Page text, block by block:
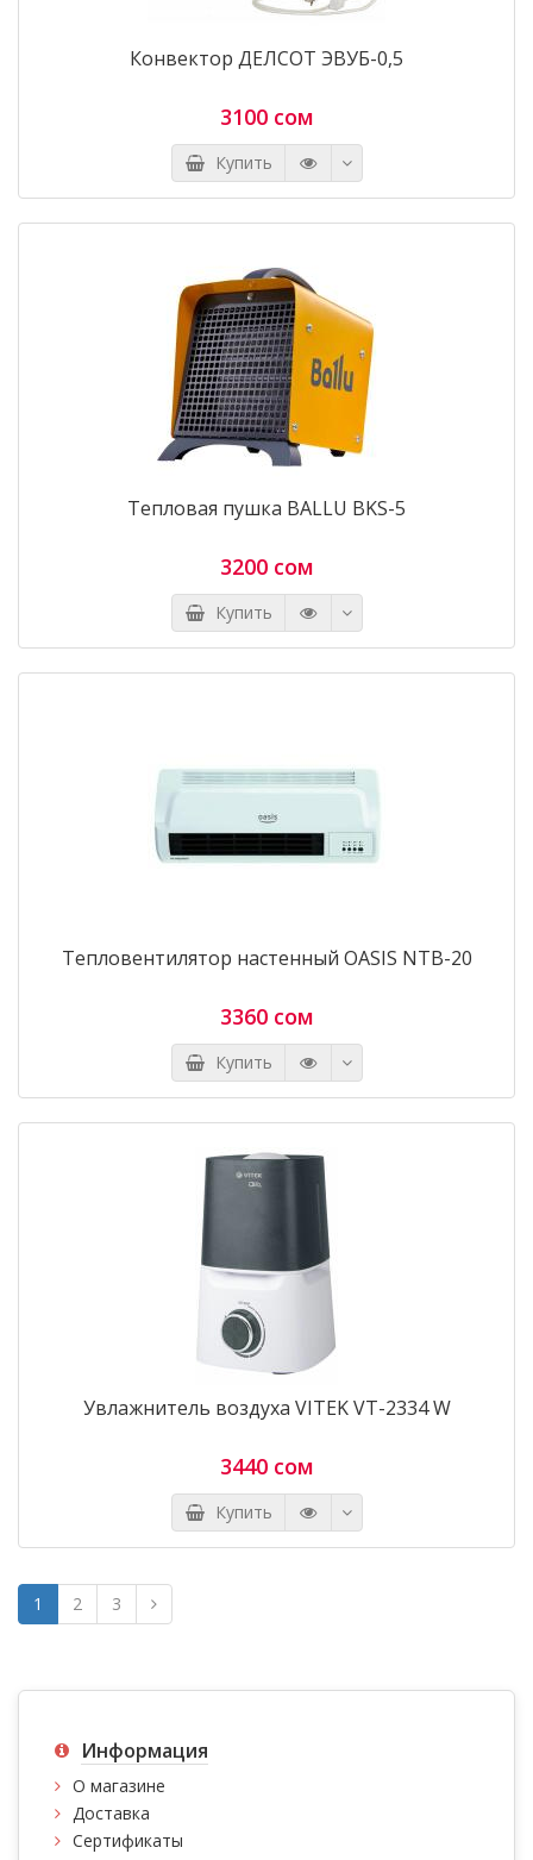
Конвектор ДЕЛСОТ ЭВУБ-0,5
3100 сом
Купить
Тепловая пушка BALLU BKS-5
3200 сом
Купить
Тепловентилятор настенный OASIS NTB-20
3360 сом
Купить
Увлажнитель воздуха VITEK VT-2334 W
3440 сом
Купить
1 2 3
Информация
О магазине
Доставка
Сертификаты